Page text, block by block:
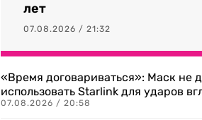
лет
07.08.2026 / 21:32
«Время договариваться»: Маск не
использовать Starlink для ударов
07.08.2026 / 20:58